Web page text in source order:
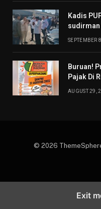
Kadis
sudirman
SEPTEMBER
Buruan!
Pajak Di
AUGUST 29,
© 2026
Exit